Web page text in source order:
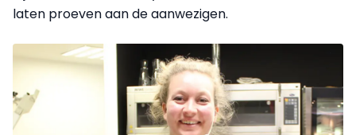
laten proeven aan de aanwezigen.